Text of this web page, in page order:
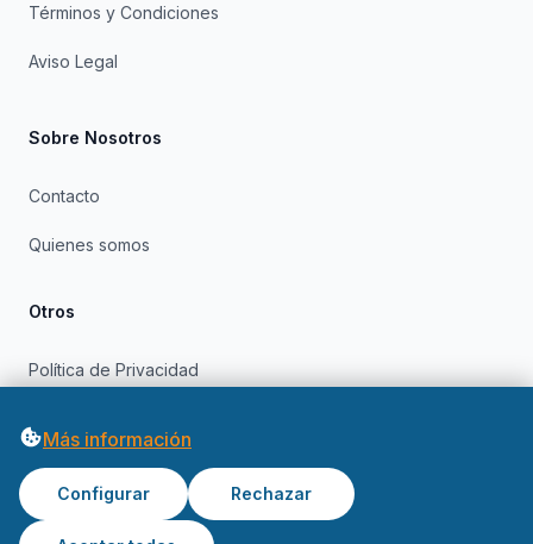
Términos y Condiciones
Aviso Legal
Sobre Nosotros
Contacto
Quienes somos
Otros
Política de Privacidad
Más información
Configurar Rechazar